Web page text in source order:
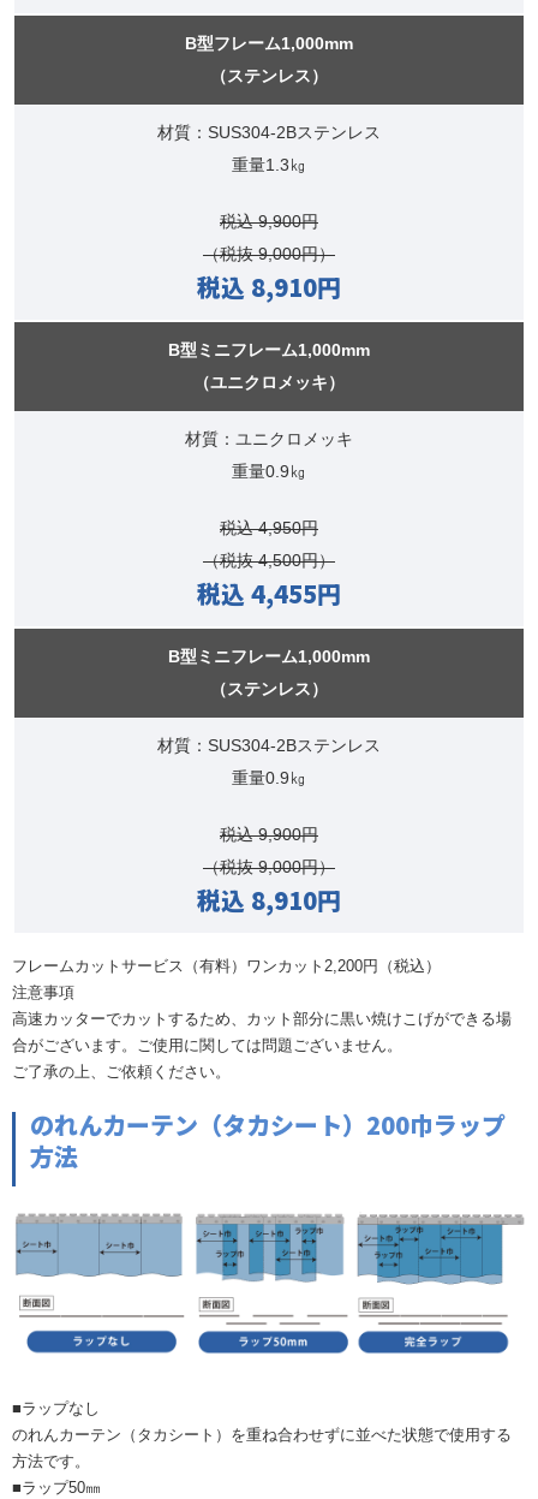
B型フレーム1,000mm
（ステンレス）
材質：SUS304-2Bステンレス
重量1.3㎏
税込 9,900円
（税抜 9,000円）
税込 8,910円
B型ミニフレーム1,000mm
（ユニクロメッキ）
材質：ユニクロメッキ
重量0.9㎏
税込 4,950円
（税抜 4,500円）
税込 4,455円
B型ミニフレーム1,000mm
（ステンレス）
材質：SUS304-2Bステンレス
重量0.9㎏
税込 9,900円
（税抜 9,000円）
税込 8,910円
フレームカットサービス（有料）ワンカット2,200円（税込）
注意事項
高速カッターでカットするため、カット部分に黒い焼けこげができる場
合がございます。ご使用に関しては問題ございません。
ご了承の上、ご依頼ください。
のれんカーテン（タカシート）200巾ラップ
方法
■ラップなし
のれんカーテン（タカシート）を重ね合わせずに並べた状態で使用する
方法です。
■ラップ50㎜